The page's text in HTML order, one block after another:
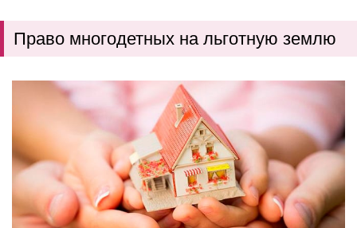
Право многодетных на льготную землю